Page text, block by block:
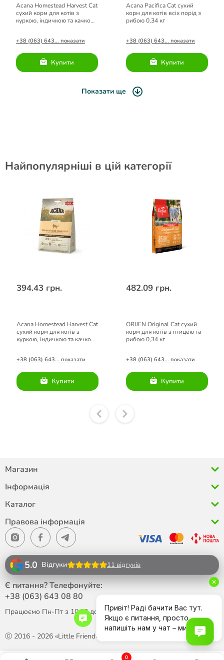
0
Acana Homestead Harvest Cat
сухий корм для котів з
куркою, індичкою та качкою
+38 (063) 643... показати
Купити
Acana Pacifica Cat сухий
корм для котів всіх порід з
рибою 0,34 кг
+38 (063) 643... показати
Купити
Показати ще
Найпопулярніші в цій категорії
394.43 грн.
Acana Homestead Harvest Cat
сухий корм для котів з
куркою, індичкою та качкою
+38 (063) 643... показати
Купити
482.09 грн.
ORIJEN Original Cat сухий
корм для котів з птицею та
рибою 0,34 кг
+38 (063) 643... показати
Купити
Магазин
Інформація
Каталог
Правова інформація
ⓒ 2016 - 2026 «Little Friend»
5.0 Відгуки 11 відгуків
Є питання? Телефонуйте:
+38 (063) 643 08 80
Працюємо Пн-Пт з 10:00 до 18:00